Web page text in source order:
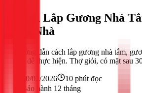
Cách Lắp Gương Nhà
Tại Nhà
Hướng dẫn cách lắp gương nhà tắm,
tiết, dễ thực hiện. Thợ giỏi, có mặt sau
20/02/2026 10 phút đọc
Bảo hành 12 tháng